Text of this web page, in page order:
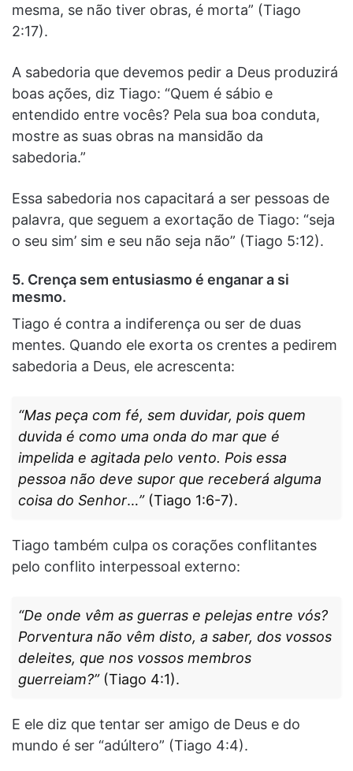
mesma, se não tiver obras, é morta” (Tiago
2:17).
A sabedoria que devemos pedir a Deus produzirá
boas ações, diz Tiago: “Quem é sábio e
entendido entre vocês? Pela sua boa conduta,
mostre as suas obras na mansidão da
sabedoria.”
Essa sabedoria nos capacitará a ser pessoas de
palavra, que seguem a exortação de Tiago: “seja
o seu sim’ sim e seu não seja não” (Tiago 5:12).
5. Crença sem entusiasmo é enganar a si
mesmo.
Tiago é contra a indiferença ou ser de duas
mentes. Quando ele exorta os crentes a pedirem
sabedoria a Deus, ele acrescenta:
“Mas peça com fé, sem duvidar, pois quem
duvida é como uma onda do mar que é
impelida e agitada pelo vento. Pois essa
pessoa não deve supor que receberá alguma
coisa do Senhor…”(Tiago 1:6-7).
Tiago também culpa os corações conflitantes
pelo conflito interpessoal externo:
“De onde vêm as guerras e pelejas entre vós?
Porventura não vêm disto, a saber, dos vossos
deleites, que nos vossos membros
guerreiam?”(Tiago 4:1).
E ele diz que tentar ser amigo de Deus e do
mundo é ser “adúltero” (Tiago 4:4).